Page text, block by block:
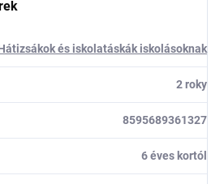
és iskolatáskák iskolásoknak
2 roky
8595689361327
6 éves kortól